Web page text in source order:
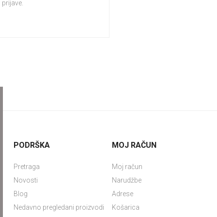
PODRŠKA
Pretraga
Novosti
Blog
Nedavno pregledani proizvodi
MOJ RAČUN
Moj račun
Narudžbe
Adrese
Košarica